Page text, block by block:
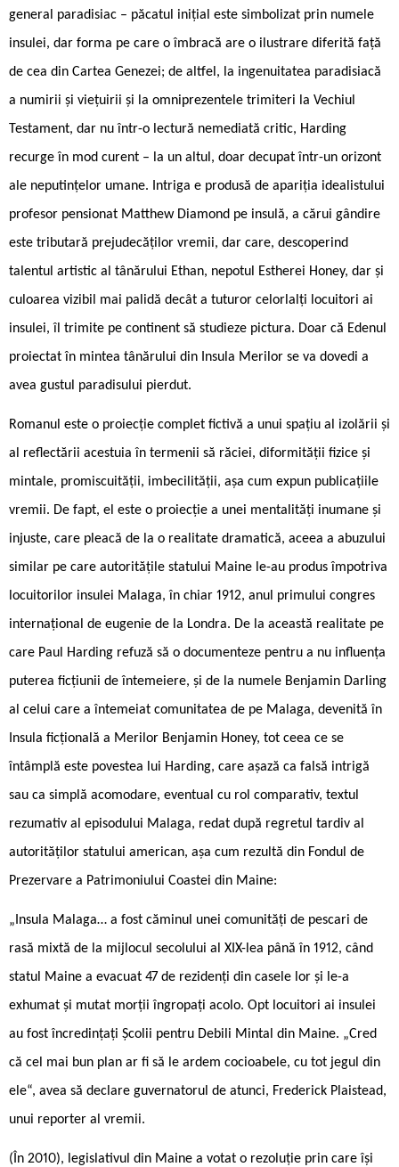
general paradisiac – păcatul inițial este simbolizat prin numele
insulei, dar forma pe care o îmbracă are o ilustrare diferită față
de cea din Cartea Genezei; de altfel, la ingenuitatea paradisiacă
a numirii și viețuirii și la omniprezentele trimiteri la Vechiul
Testament, dar nu într-o lectură nemediată critic, Harding
recurge în mod curent – la un altul, doar decupat într-un orizont
ale neputințelor umane. Intriga e produsă de apariția idealistului
profesor pensionat Matthew Diamond pe insulă, a cărui gândire
este tributară prejudecăților vremii, dar care, descoperind
talentul artistic al tânărului Ethan, nepotul Estherei Honey, dar și
culoarea vizibil mai palidă decât a tuturor celorlalți locuitori ai
insulei, îl trimite pe continent să studieze pictura. Doar că Edenul
proiectat în mintea tânărului din Insula Merilor se va dovedi a
avea gustul paradisului pierdut.
Romanul este o pro­iecție complet fic­tivă a unui spațiu al izolării și
al re­flectării acestuia în termenii să ­răciei, diformității fizice și
mintale, promiscuității, imbecilității, așa cum expun publicațiile
vremii. De fapt, el este o proiecție a unei mentalități inumane și
injuste, care pleacă de la o realitate dramatică, aceea a abuzului
similar pe care autoritățile statului Maine le-au produs împotriva
locuitorilor insulei Malaga, în chiar 1912, anul primului congres
internațional de eugenie de la Londra. De la această realitate pe
care Paul Harding refuză să o documenteze pentru a nu influența
puterea ficțiunii de întemeiere, și de la numele Benjamin Darling
al celui care a întemeiat comunitatea de pe Malaga, devenită în
Insula ficțională a Merilor Benjamin Honey, tot ceea ce se
întâmplă este povestea lui Harding, care așază ca falsă intrigă
sau ca simplă acomodare, eventual cu rol comparativ, textul
rezumativ al episodului Malaga, redat după regretul tardiv al
autorităților statului american, așa cum rezultă din Fondul de
Prezervare a Patrimoniului Coastei din Maine:
„Insula Malaga… a fost căminul unei comunități de pescari de
rasă mixtă de la mijlocul secolului al XIX-lea până în 1912, când
statul Maine a evacuat 47 de rezidenți din casele lor și le-a
exhumat și mutat morții îngropați acolo. Opt locuitori ai insulei
au fost încredințați Școlii pentru Debili Mintal din Maine. „Cred
că cel mai bun plan ar fi să le ardem cocioabele, cu tot jegul din
ele“, avea să declare guvernatorul de atunci, Frederick Plaistead,
unui reporter al vremii.
(În 2010), legislativul din Maine a votat o rezoluție prin care își